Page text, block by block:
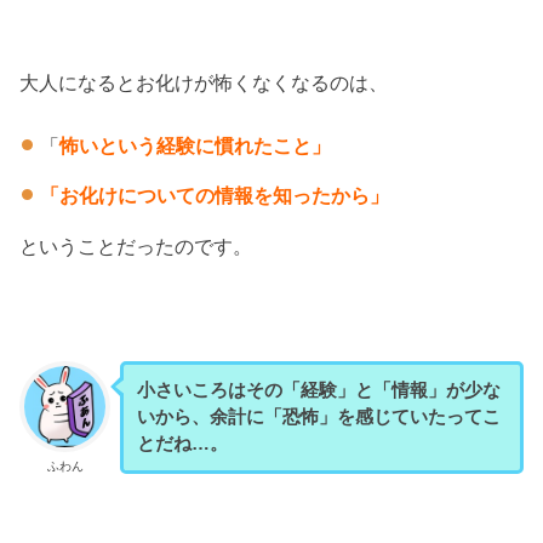
大人になるとお化けが怖くなくなるのは、
「怖いという経験に慣れたこと」
「お化けについての情報を知ったから」
ということだったのです。
ふわん
小さいころはその「経験」と「情報」が少な
いから、余計に「恐怖」を感じていたってこ
とだね…。